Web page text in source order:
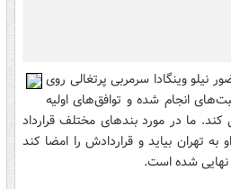
نیلو وینگادا سرمربی پرتغالی روی
انجام شده و توافق‌های اولیه
کند. ما در مورد بندهای مختلف قرارداد
تهران بیاید و قراردادش را امضا کند
نهایی شده است.